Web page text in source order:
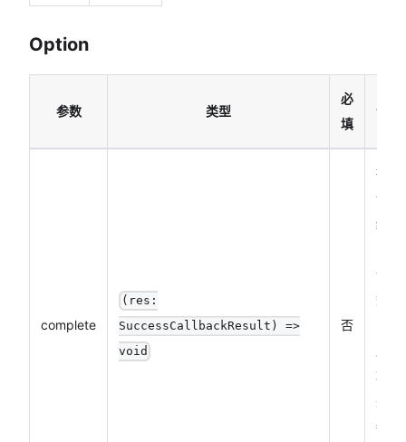
Option
参数 类型
必
填
说明
complete
(res:
SuccessCallbackResult) =>
void
否
接口
调用
结束
调函
数
功、
失败
都会